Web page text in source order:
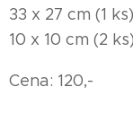
33 x 27 cm (1 ks)
10 x 10 cm (2 ks)
Cena: 120,-